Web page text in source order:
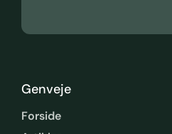
Genveje
Forside